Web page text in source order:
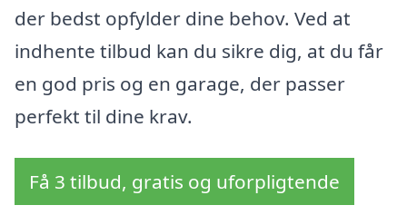
der bedst opfylder dine behov. Ved at
indhente tilbud kan du sikre dig, at du får
en god pris og en garage, der passer
perfekt til dine krav.
Få 3 tilbud, gratis og uforpligtende